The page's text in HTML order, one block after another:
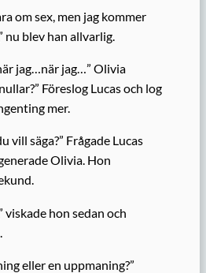
om sex, men jag kommer
nu blev han allvarlig.
jag…när jag…” Olivia
Föreslog Lucas och log
mer.
vill säga?” Frågade Lucas
Olivia. Hon
viskade hon sedan och
eller en uppmaning?”